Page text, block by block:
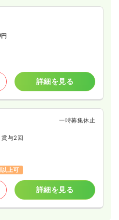
円
詳細を見る
一時募集休止
賞与2回
上可
詳細を見る